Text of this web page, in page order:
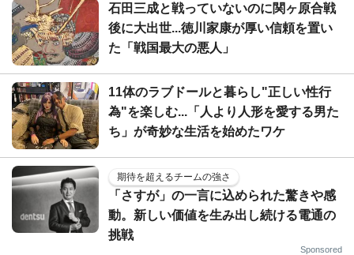
石田三成と戦っていないのに関ヶ原合戦
後に大出世...徳川家康が厚い信頼を置い
た「戦国最大の悪人」
11体のラブドールと暮らし"正しい性行
為"を楽しむ...「人より人形を愛する男た
ち」が奇妙な生活を始めたワケ
期待を超えるチームの強さ
「さすが」の一言に込められた驚きや感
動。新しい価値を生み出し続ける電通の
挑戦
Sponsored